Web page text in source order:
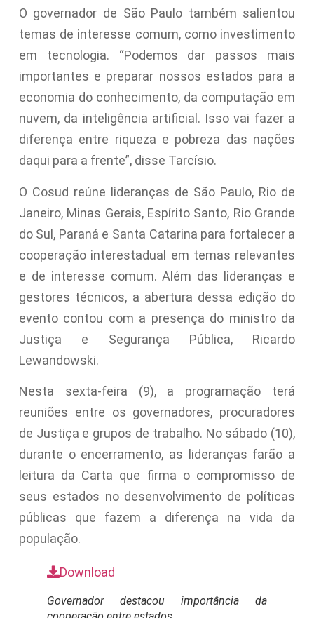
O governador de São Paulo também salientou
temas de interesse comum, como investimento
em tecnologia. “Podemos dar passos mais
importantes e preparar nossos estados para a
economia do conhecimento, da computação em
nuvem, da inteligência artificial. Isso vai fazer a
diferença entre riqueza e pobreza das nações
daqui para a frente”, disse Tarcísio.
O Cosud reúne lideranças de São Paulo, Rio de
Janeiro, Minas Gerais, Espírito Santo, Rio Grande
do Sul, Paraná e Santa Catarina para fortalecer a
cooperação interestadual em temas relevantes
e de interesse comum. Além das lideranças e
gestores técnicos, a abertura dessa edição do
evento contou com a presença do ministro da
Justiça e Segurança Pública, Ricardo
Lewandowski.
Nesta sexta-feira (9), a programação terá
reuniões entre os governadores, procuradores
de Justiça e grupos de trabalho. No sábado (10),
durante o encerramento, as lideranças farão a
leitura da Carta que firma o compromisso de
seus estados no desenvolvimento de políticas
públicas que fazem a diferença na vida da
população.
Download
Governador destacou importância da